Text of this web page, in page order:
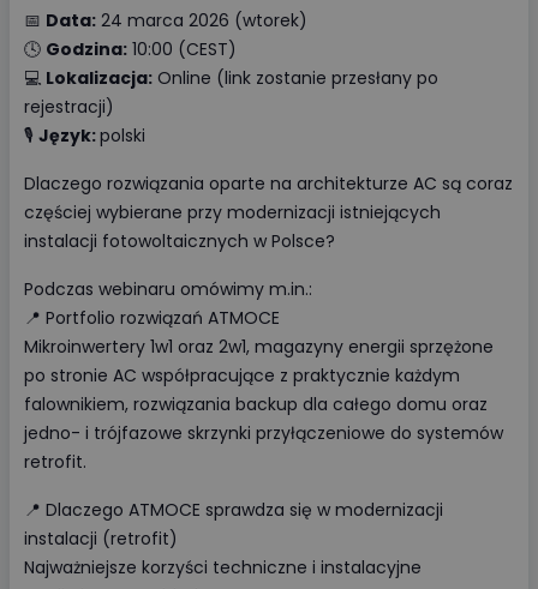
📅 Data: 24 marca 2026 (wtorek)
🕓 Godzina: 10:00 (CEST)
💻 Lokalizacja: Online (link zostanie przesłany po
rejestracji)
🎙️ Język:polski
Dlaczego rozwiązania oparte na architekturze AC są coraz
częściej wybierane przy modernizacji istniejących
instalacji fotowoltaicznych w Polsce?
Podczas webinaru omówimy m.in.:
📍 Portfolio rozwiązań ATMOCE
Mikroinwertery 1w1 oraz 2w1, magazyny energii sprzężone
po stronie AC współpracujące z praktycznie każdym
falownikiem, rozwiązania backup dla całego domu oraz
jedno- i trójfazowe skrzynki przyłączeniowe do systemów
retrofit.
📍 Dlaczego ATMOCE sprawdza się w modernizacji
instalacji (retrofit)
Najważniejsze korzyści techniczne i instalacyjne